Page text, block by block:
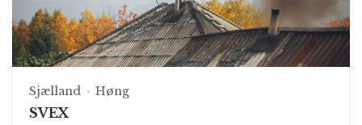
Sjælland Høng
SVEX